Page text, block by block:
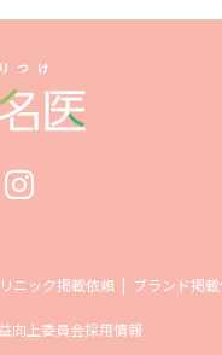
ニック掲載依頼 ブランド掲
向上委員会採用情報